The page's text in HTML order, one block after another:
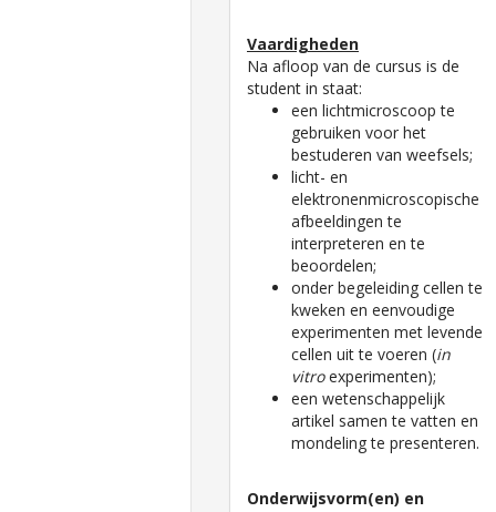
Vaardigheden
Na afloop van de cursus is de
student in staat:
een lichtmicroscoop te
gebruiken voor het
bestuderen van weefsels;
licht- en
elektronenmicroscopische
afbeeldingen te
interpreteren en te
beoordelen;
onder begeleiding cellen te
kweken en eenvoudige
experimenten met levende
cellen uit te voeren (in
vitroexperimenten);
een wetenschappelijk
artikel samen te vatten en
mondeling te presenteren.
Onderwijsvorm(en) en